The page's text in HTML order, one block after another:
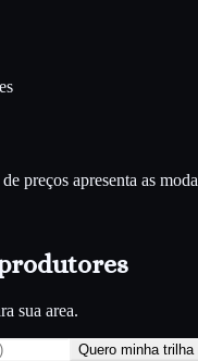
preços apresenta as
sua area.
Quero minha